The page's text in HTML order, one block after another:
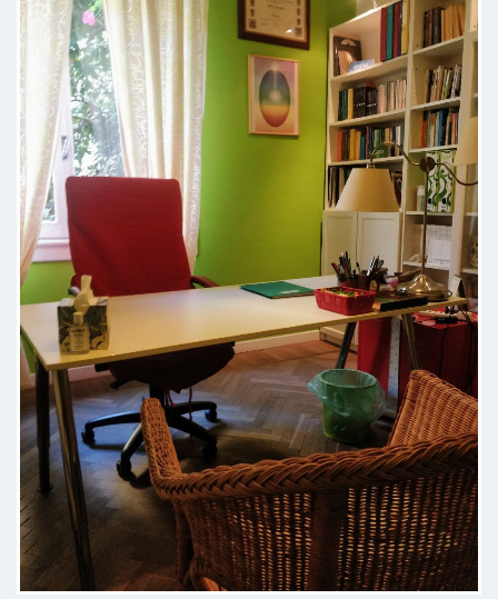
Il Dott. Leonardo è riuscito fin da
subito a mettermi a mio agio in
studio facendomi parlare dei miei
problemi e ascoltandoli con molta
attenzione. Mi piace molto il modo
che ha di analizzare i pazienti e
affrontare le tematiche con loro,
perché trasmette serenità e
tranquillità
Paziente
Già durante la prima seduta mi
sono trovata a mio agio. Persona